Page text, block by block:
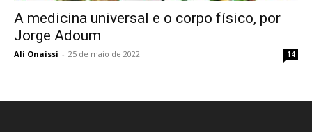
A medicina universal e o corpo físico, por
Jorge Adoum
Ali Onaissi - 25 de maio de 2022 14